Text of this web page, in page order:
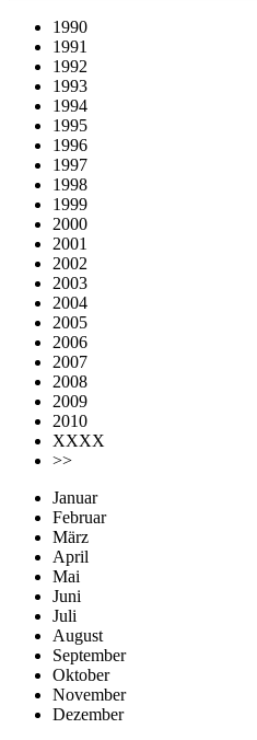
1990
1991
1992
1993
1994
1995
1996
1997
1998
1999
2000
2001
2002
2003
2004
2005
2006
2007
2008
2009
2010
XXXX
>>
Januar
Februar
März
April
Mai
Juni
Juli
August
September
Oktober
November
Dezember